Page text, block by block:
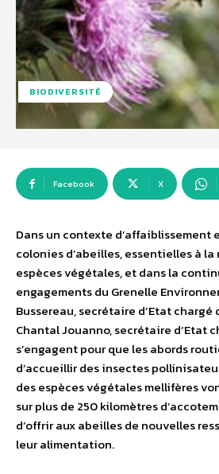
BIODIVERSITÉ
Facebook X
Dans un contexte d’affaiblissement
colonies d’abeilles, essentielles à
espèces végétales, et dans la
engagements du Grenelle
Bussereau, secrétaire d’Etat chargé
Chantal Jouanno, secrétaire d’Etat
s’engagent pour que les abords
d’accueillir des insectes
des espèces végétales mellifères
sur plus de 250 kilomètres
d’offrir aux abeilles de nouvelles
leur alimentation.